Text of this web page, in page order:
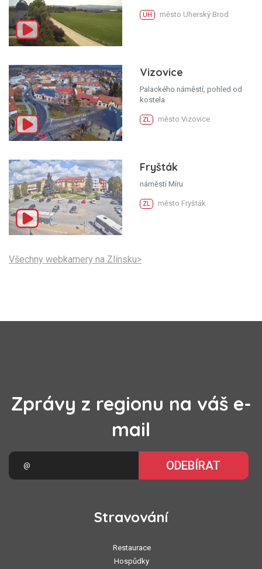
UH město Uherský Brod
Vizovice
Palackého náměstí, pohled od
kostela
ZL město Vizovice
Fryšták
náměstí Míru
ZL město Fryšták
Všechny webkamery na Zlínsku>
Zprávy z regionu na váš e-
mail
ODEBÍRAT
Stravování
Restaurace
Hospůdky